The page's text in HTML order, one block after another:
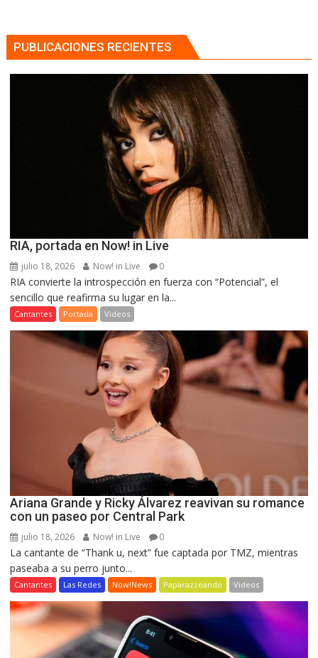
PUBLICACIONES RECIENTES
RIA, portada en Now! in Live
julio 18, 2026 Now! in Live 0
RIA convierte la introspección en fuerza con “Potencial”, el
sencillo que reafirma su lugar en la...
Cantantes Portada Videos
Ariana Grande y Ricky Álvarez reavivan su romance
con un paseo por Central Park
julio 18, 2026 Now! in Live 0
La cantante de “Thank u, next” fue captada por TMZ, mientras
paseaba a su perro junto...
Cantantes Las Redes Now!News Paparazzeando Videos